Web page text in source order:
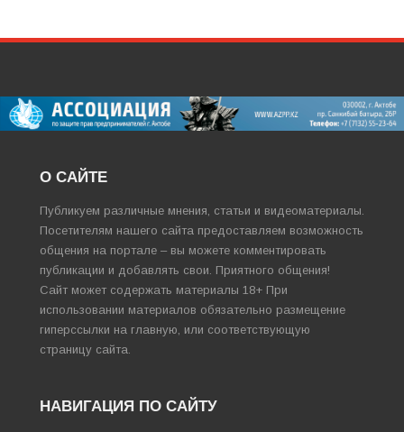
О САЙТЕ
Публикуем различные мнения, статьи и видеоматериалы.
Посетителям нашего сайта предоставляем возможность
общения на портале – вы можете комментировать
публикации и добавлять свои. Приятного общения!
Сайт может содержать материалы 18+ При
использовании материалов обязательно размещение
гиперссылки на главную, или соответствующую
страницу сайта.
НАВИГАЦИЯ ПО САЙТУ